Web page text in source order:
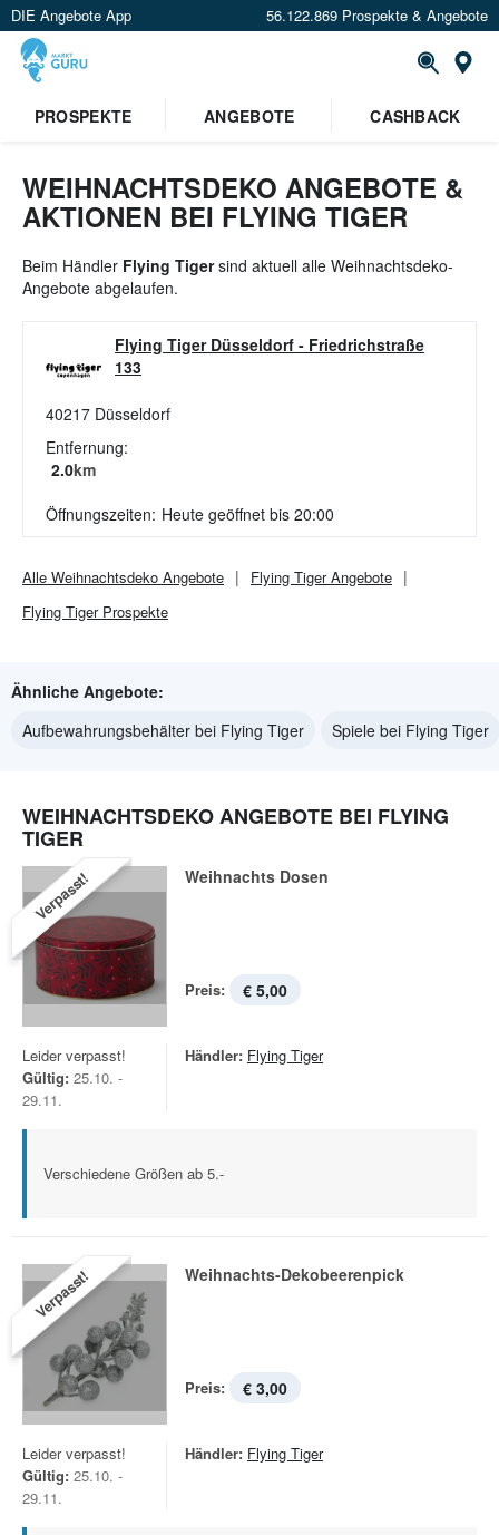
DIE Angebote App 56.122.869 Prospekte & Angebote
Standort festlegen
PROSPEKTE ANGEBOTE CASHBACK
WEIHNACHTSDEKO ANGEBOTE &
AKTIONEN BEI FLYING TIGER
Beim Händler Flying Tigersind aktuell alle Weihnachtsdeko-
Angebote abgelaufen.
Flying Tiger Düsseldorf - Friedrichstraße
133
40217 Düsseldorf
Entfernung:
2.0km
Öffnungszeiten: Heute geöffnet bis 20:00
Alle Weihnachtsdeko Angebote Flying TigerAngebote
Flying TigerProspekte
Ähnliche Angebote:
Aufbewahrungsbehälter bei Flying Tiger
Spiele bei Flying Tiger
WEIHNACHTSDEKO ANGEBOTE BEI FLYING
TIGER
Verpasst! Weihnachts Dosen
Preis: € 5,00
Leider verpasst!
Gültig: 25.10. -
29.11.
Händler: Flying Tiger
Verschiedene Größen ab 5.-
Verpasst! Weihnachts-Dekobeerenpick
Preis: € 3,00
Leider verpasst!
Gültig: 25.10. -
29.11.
Händler: Flying Tiger